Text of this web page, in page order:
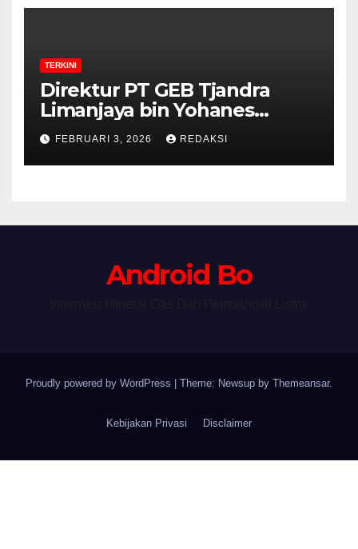
TERKINI
Direktur PT GEB Tjandra
Limanjaya bin Yohanes
Limanjaya dan Semangat
Membangun Negeri
FEBRUARI 3, 2026 REDAKSI
Android Bo
Proudly powered by WordPress Theme: Newsup by Themeansar.
Kebijakan Privasi Disclaimer